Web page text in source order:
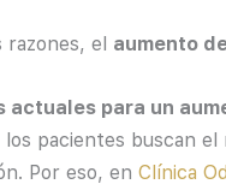
razones, el aumento
actuales para un
los pacientes buscan
Por eso, en Clínica O